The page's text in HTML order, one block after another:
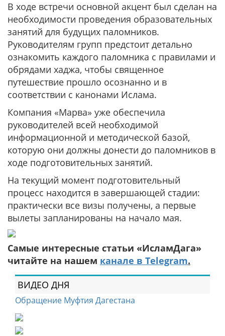
В ходе встречи основной акцент был сделан на
необходимости проведения образовательных
занятий для будущих паломников.
Руководителям групп предстоит детально
ознакомить каждого паломника с правилами и
обрядами хаджа, чтобы священное
путешествие прошло осознанно и в
соответствии с канонами Ислама.
Компания «Марва» уже обеспечила
руководителей всей необходимой
информационной и методической базой,
которую они должны донести до паломников в
ходе подготовительных занятий.
На текущий момент подготовительный
процесс находится в завершающей стадии:
практически все визы получены, а первые
вылеты запланированы на начало мая.
Самые интересные статьи «ИсламДага»
читайте на нашем канале в Telegram.
ВИДЕО ДНЯ
Обращение Муфтия Дагестана